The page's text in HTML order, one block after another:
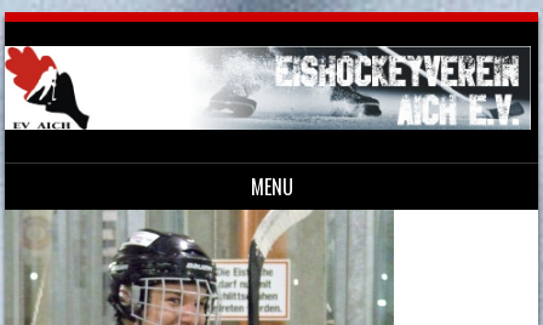
MENU
Skip to content